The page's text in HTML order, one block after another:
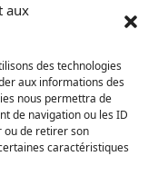
aux
des technologies
aux informations des
nous permettra de
de navigation ou les ID
ou de retirer son
caractéristiques